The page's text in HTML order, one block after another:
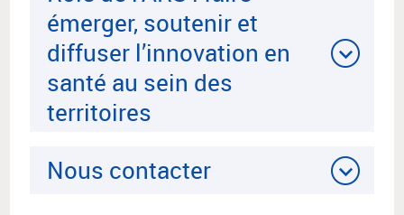
émerger, soutenir et
diffuser l’innovation en
santé au sein des
territoires
Nous contacter